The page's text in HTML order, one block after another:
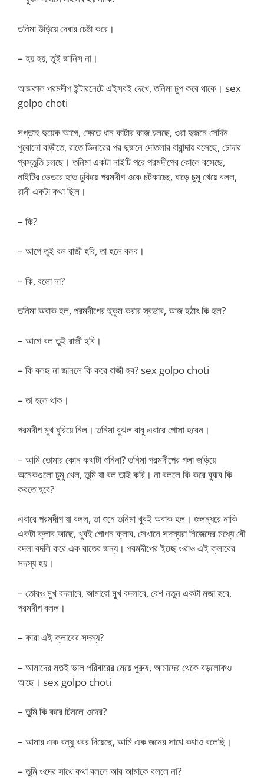
তনিমা উড়িয়ে দেবার চেষ্টা করে।
– হয় হয়, তুই জানিস না।
আজকাল পরমদীপ ইন্টারনেটে এইসবই দেখে, তনিমা চুপ করে থাকে। sex
golpo choti
সপ্তাহ দুয়েক আগে, ক্ষেতে ধান কাটার কাজ চলছে, ওরা দুজনে সেদিন
পুরোনো বাড়ীতে, রাতে ডিনারের পর দুজনে দোতলার বারান্দায় বসেছে, চোদার
প্রস্তুতি চলছে। তনিমা একটা নাইটি পরে পরমদীপের কোলে বসেছে,
নাইটির ভেতরে হাত ঢুকিয়ে পরমদীপ ওকে চটকাচ্ছে, ঘাড়ে চুমু খেয়ে বলল,
রানী একটা কথা ছিল।
– কি?
– আগে তুই বল রাজী হবি, তা হলে বলব।
– কি, বলো না?
তনিমা অবাক হল, পরমদীপের হুকুম করার স্বভাব, আজ হঠাৎ কি হল?
– আগে বল তুই রাজী হবি।
– কি বলছ না জানলে কি করে রাজী হব? sex golpo choti
– তা হলে থাক।
পরমদীপ মুখ ঘুরিয়ে নিল। তনিমা বুঝল বাবু এবারে গোসা হবেন।
– আমি তোমার কোন কথাটা শুনিনা? তনিমা পরমদীপের গলা জড়িয়ে
অনেকগুলো চুমু খেল, তুমি যা বল তাই করি। না বললে কি করে বুঝব কি
করতে হবে?
এবারে পরমদীপ যা বলল, তা শুনে তনিমা খুবই অবাক হল। জলন্ধরে নাকি
একটা ক্লাব আছে, খুবই গোপন ক্লাব, সেখানে সদস্যরা নিজেদের মধ্যে বৌ
বদলা বদলি করে এক রাতের জন্য। পরমদীপের ইচ্ছে ওরাও এই ক্লাবের
সদস্য হয়।
– তোরও মুখ বদলাবে, আমারো মুখ বদলাবে, বেশ নতুন একটা মজা হবে,
পরমদীপ বলল।
– কারা এই ক্লাবের সদস্য?
– আমাদের মতই ভাল পরিবারের মেয়ে পুরুষ, আমাদের থেকে বড়লোকও
আছে। sex golpo choti
– তুমি কি করে চিনলে ওদের?
– আমার এক বন্ধু খবর দিয়েছে, আমি এক জনের সাথে কথাও বলেছি।
– তুমি ওদের সাথে কথা বললে আর আমাকে বললে না?